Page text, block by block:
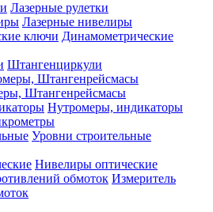
Лазерные рулетки
Лазерные нивелиры
Динамометрические
Штангенциркули
Штангенрейсмасы
Нутромеры, индикаторы
Уровни строительные
Нивелиры оптические
Измеритель